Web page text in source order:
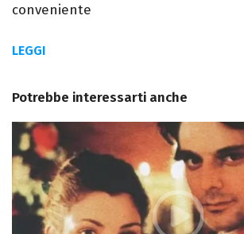
conveniente
LEGGI
Potrebbe interessarti anche